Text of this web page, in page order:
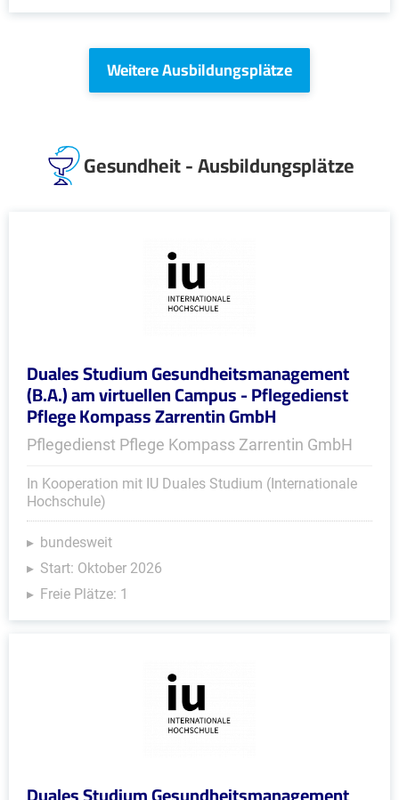
Weitere Ausbildungsplätze
Gesundheit - Ausbildungsplätze
Duales Studium Gesundheitsmanagement
(B.A.) am virtuellen Campus - Pflegedienst
Pflege Kompass Zarrentin GmbH
Pflegedienst Pflege Kompass Zarrentin GmbH
In Kooperation mit IU Duales Studium (Internationale
Hochschule)
bundesweit
Start: Oktober 2026
Freie Plätze: 1